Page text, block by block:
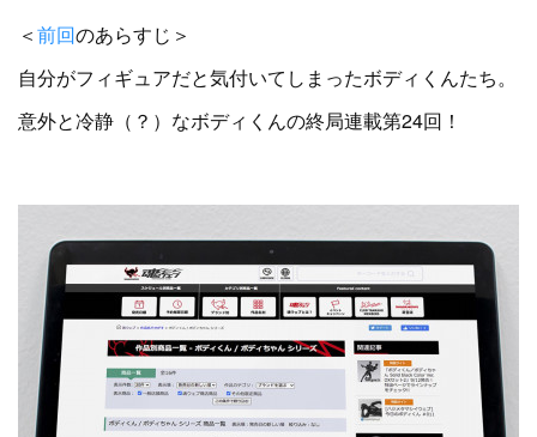
＜前回のあらすじ＞
自分がフィギュアだと気付いてしまったボディくんたち。
意外と冷静（？）なボディくんの終局連載第24回！